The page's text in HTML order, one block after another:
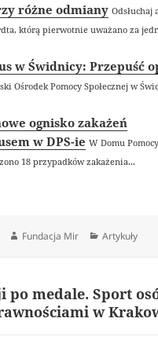
różne odmiany Odsłuchaj
którą pierwotnie uważano za
w Świdnicy: Przepuść
Ośrodek Pomocy Społecznej w
ognisko zakażeń
w DPS-ie W Domu
18 przypadków zakażenia...
Autor
Fundacja Mir Kategorie
Artykuły
po medale. Sport
w